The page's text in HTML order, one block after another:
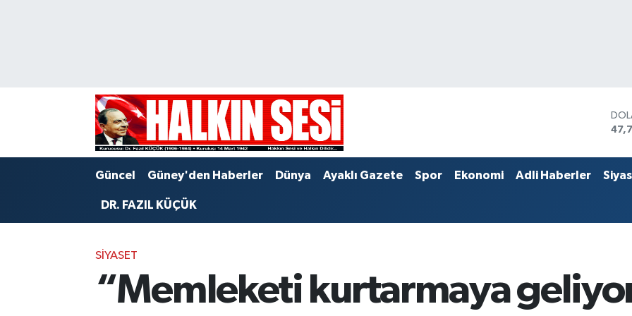
Güncel Güney'den Haberler Dünya Ayaklı Gazete Spor Ekonomi Adli Haberler
DR. FAZIL KÜÇÜK
SIYASET
“Memleketi kurtarmaya
Trafik Durumu
Puan Durumu ve Fikstür